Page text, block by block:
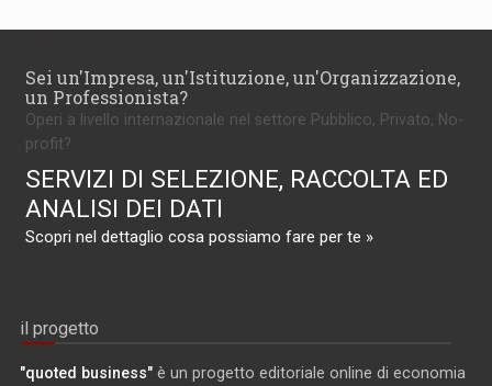
Sei un'Impresa, un'Istituzione, un'Organizzazione,
un Professionista?
Operi a livello internazionale nel settore Pubblico, Privato, No-
profit?
SERVIZI DI SELEZIONE, RACCOLTA ED
ANALISI DEI DATI
Scopri nel dettaglio cosa possiamo fare per te »
il progetto
"quoted business" è un progetto editoriale online di economia